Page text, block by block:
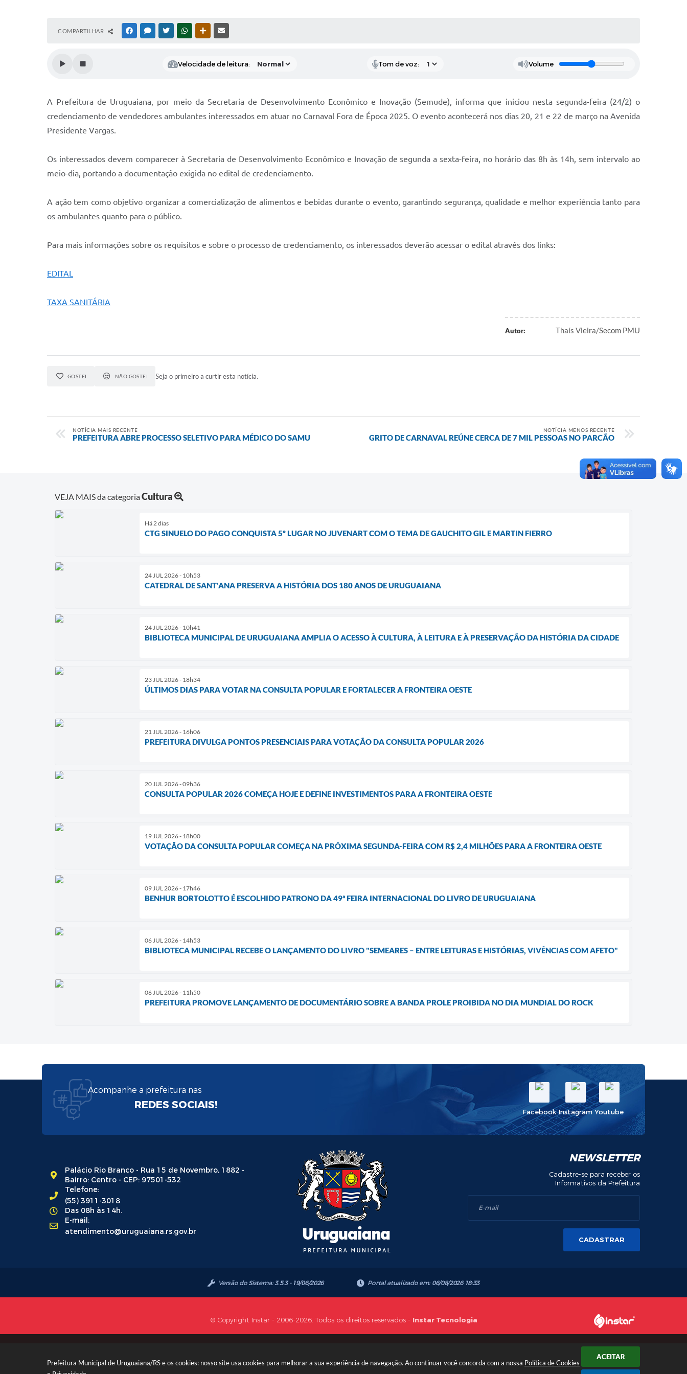
Prefeitura Municipal de Uruguaiana/RS e os cookies: nosso site usa cookies para melhorar a sua experiência de navegação. Ao continuar você concorda com a nossa Política de Cookies
ACEITAR
COMPARTILHAR FACEBOOKMESSENGER
TWITTERWHATSAPPOUTRAS MÍDIAS
Velocidade de leitura: Tom de voz: Volume
A Prefeitura de Uruguaiana, por meio da Secretaria de Desenvolvimento Econômico e Inovação (Semude), informa que iniciou nesta segunda-feira (24/2) o
credenciamento de vendedores ambulantes interessados em atuar no Carnaval Fora de Época 2025. O evento acontecerá nos dias 20, 21 e 22 de março na Avenida
Presidente Vargas.
Os interessados devem comparecer à Secretaria de Desenvolvimento Econômico e Inovação de segunda a sexta-feira, no horário das 8h às 14h, sem intervalo ao
meio-dia, portando a documentação exigida no edital de credenciamento.
A ação tem como objetivo organizar a comercialização de alimentos e bebidas durante o evento, garantindo segurança, qualidade e melhor experiência tanto para
os ambulantes quanto para o público.
Para mais informações sobre os requisitos e sobre o processo de credenciamento, os interessados deverão acessar o edital através dos links:
EDITAL
TAXA SANITÁRIA
Autor: Thaís Vieira/Secom PMU
GOSTEI NÃO GOSTEI Seja o primeiro a curtir esta notícia.
NOTÍCIA MAIS RECENTE
PREFEITURA ABRE PROCESSO SELETIVO PARA MÉDICO DO SAMU
NOTÍCIA MENOS RECENTE
GRITO DE CARNAVAL REÚNE CERCA DE 7 MIL PESSOAS NO PARCÃO
VEJA MAIS da categoriaCultura
Há 2 dias
CTG SINUELO DO PAGO CONQUISTA 5º LUGAR NO JUVENART COM O TEMA DE GAUCHITO GIL E MARTIN FIERRO
24 JUL 2026 - 10h53
CATEDRAL DE SANT'ANA PRESERVA A HISTÓRIA DOS 180 ANOS DE URUGUAIANA
24 JUL 2026 - 10h41
BIBLIOTECA MUNICIPAL DE URUGUAIANA AMPLIA O ACESSO À CULTURA, À LEITURA E À PRESERVAÇÃO DA HISTÓRIA DA CIDADE
23 JUL 2026 - 18h34
ÚLTIMOS DIAS PARA VOTAR NA CONSULTA POPULAR E FORTALECER A FRONTEIRA OESTE
21 JUL 2026 - 16h06
PREFEITURA DIVULGA PONTOS PRESENCIAIS PARA VOTAÇÃO DA CONSULTA POPULAR 2026
20 JUL 2026 - 09h36
CONSULTA POPULAR 2026 COMEÇA HOJE E DEFINE INVESTIMENTOS PARA A FRONTEIRA OESTE
19 JUL 2026 - 18h00
VOTAÇÃO DA CONSULTA POPULAR COMEÇA NA PRÓXIMA SEGUNDA-FEIRA COM R$ 2,4 MILHÕES PARA A FRONTEIRA OESTE
09 JUL 2026 - 17h46
BENHUR BORTOLOTTO É ESCOLHIDO PATRONO DA 49ª FEIRA INTERNACIONAL DO LIVRO DE URUGUAIANA
06 JUL 2026 - 14h53
BIBLIOTECA MUNICIPAL RECEBE O LANÇAMENTO DO LIVRO "SEMEARES – ENTRE LEITURAS E HISTÓRIAS, VIVÊNCIAS COM AFETO"
06 JUL 2026 - 11h50
PREFEITURA PROMOVE LANÇAMENTO DE DOCUMENTÁRIO SOBRE A BANDA PROLE PROIBIDA NO DIA MUNDIAL DO ROCK
Acompanhe a prefeitura nas
REDES SOCIAIS!
Facebook Instagram Youtube
Palácio Rio Branco - Rua 15 de Novembro, 1882 -
Bairro: Centro - CEP: 97501-532
Telefone:
(55) 3911-3018
Das 08h às 14h.
E-mail:
atendimento@uruguaiana.rs.gov.br
NEWSLETTER
Cadastre-se para receber os
Informativos da Prefeitura
CADASTRAR
Versão do Sistema:3.5.3 - 19/06/2026 Portal atualizado em: 06/08/2026 18:33
© Copyright Instar - 2006-2026. Todos os direitos reservados - Instar Tecnologia